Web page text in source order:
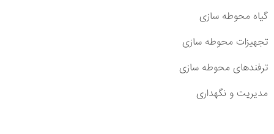
گیاه محوطه سازی
تجهیزات محوطه سازی
ترفندهای محوطه سازی
مدیریت و نگهداری